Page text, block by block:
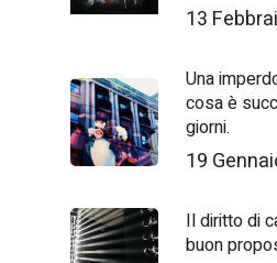
13
Una
cosa è
giorni.
19
Il diritto di
buon